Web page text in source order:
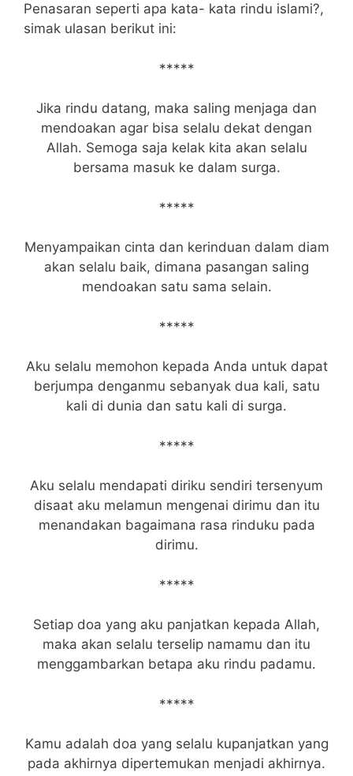
Penasaran seperti apa kata- kata rindu islami?,
simak ulasan berikut ini:
*****
Jika rindu datang, maka saling menjaga dan
mendoakan agar bisa selalu dekat dengan
Allah. Semoga saja kelak kita akan selalu
bersama masuk ke dalam surga.
*****
Menyampaikan cinta dan kerinduan dalam diam
akan selalu baik, dimana pasangan saling
mendoakan satu sama selain.
*****
Aku selalu memohon kepada Anda untuk dapat
berjumpa denganmu sebanyak dua kali, satu
kali di dunia dan satu kali di surga.
*****
Aku selalu mendapati diriku sendiri tersenyum
disaat aku melamun mengenai dirimu dan itu
menandakan bagaimana rasa rinduku pada
dirimu.
*****
Setiap doa yang aku panjatkan kepada Allah,
maka akan selalu terselip namamu dan itu
menggambarkan betapa aku rindu padamu.
*****
Kamu adalah doa yang selalu kupanjatkan yang
pada akhirnya dipertemukan menjadi akhirnya.